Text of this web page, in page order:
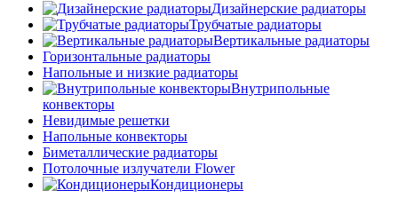
Дизайнерские радиаторы
Трубчатые радиаторы
Вертикальные радиаторы
Горизонтальные радиаторы
Напольные и низкие радиаторы
Внутрипольные
конвекторы
Невидимые решетки
Напольные конвекторы
Биметаллические радиаторы
Потолочные излучатели Flower
Кондиционеры